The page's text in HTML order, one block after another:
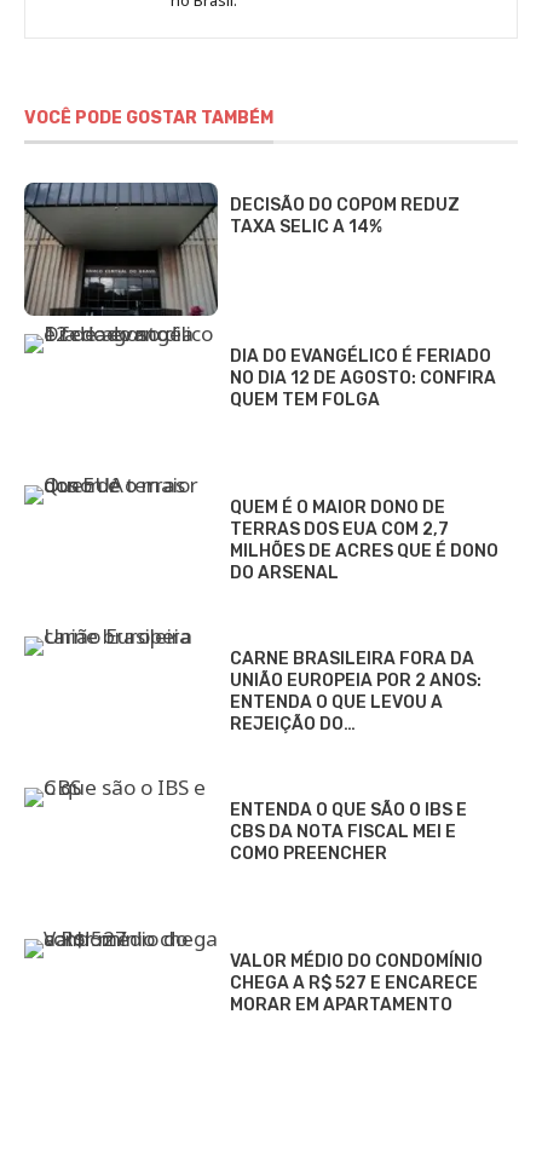
VOCÊ PODE GOSTAR TAMBÉM
DECISÃO DO COPOM REDUZ
TAXA SELIC A 14%
DIA DO EVANGÉLICO É FERIADO
NO DIA 12 DE AGOSTO: CONFIRA
QUEM TEM FOLGA
QUEM É O MAIOR DONO DE
TERRAS DOS EUA COM 2,7
MILHÕES DE ACRES QUE É DONO
DO ARSENAL
CARNE BRASILEIRA FORA DA
UNIÃO EUROPEIA POR 2 ANOS:
ENTENDA O QUE LEVOU A
REJEIÇÃO DO…
ENTENDA O QUE SÃO O IBS E
CBS DA NOTA FISCAL MEI E
COMO PREENCHER
VALOR MÉDIO DO CONDOMÍNIO
CHEGA A R$ 527 E ENCARECE
MORAR EM APARTAMENTO